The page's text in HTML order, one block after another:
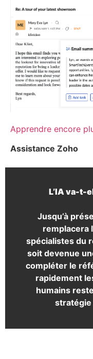
Apprendre encore
Assistance Zoho
L’IA va-t-
Jusqu’à
remplacera
spécialistes du
soit devenue
compléter le
rapidement
humains
stratégie